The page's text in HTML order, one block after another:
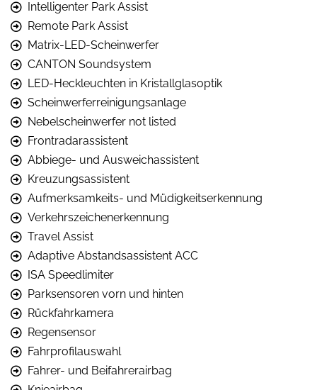
Intelligenter Park Assist
Remote Park Assist
Matrix-LED-Scheinwerfer
CANTON Soundsystem
LED-Heckleuchten in Kristallglasoptik
Scheinwerferreinigungsanlage
Nebelscheinwerfer not listed
Frontradarassistent
Abbiege- und Ausweichassistent
Kreuzungsassistent
Aufmerksamkeits- und Müdigkeitserkennung
Verkehrszeichenerkennung
Travel Assist
Adaptive Abstandsassistent ACC
ISA Speedlimiter
Parksensoren vorn und hinten
Rückfahrkamera
Regensensor
Fahrprofilauswahl
Fahrer- und Beifahrerairbag